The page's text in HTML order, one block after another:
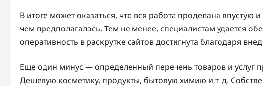
В итоге может оказаться, что вся работа проделана
чем предполагалось. Тем не менее, специалистам удается
оперативность в раскрутке сайтов достигнута благодаря
Еще один минус — определенный перечень товаров и услуг
Дешевую косметику, продукты, бытовую химию и т. д.